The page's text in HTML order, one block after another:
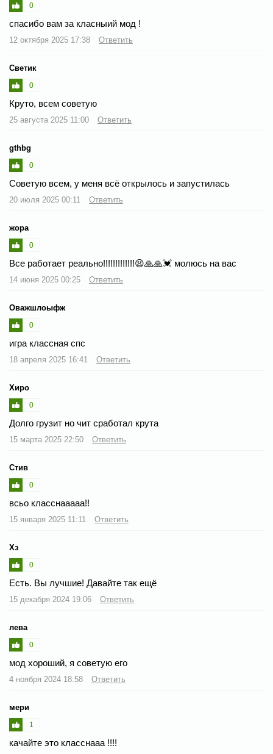
0
спасибо вам за класныий мод !
12 октября 2025 17:38 Ответить
Светик
0
Круто, всем советую
25 августа 2025 11:00 Ответить
gthbg
0
Советую всем, у меня всё открылось и запустилась
20 июля 2025 00:11 Ответить
жора
0
Все работает реально!!!!!!!!!!!!!😫🙏🙏💓 молюсь на вас
14 июня 2025 00:25 Ответить
Оважшлоыфж
0
игра классная спс
18 апреля 2025 16:41 Ответить
Хиро
0
Долго грузит но чит сработал крута
15 марта 2025 22:50 Ответить
Стив
0
всьо класснааааа!!
15 января 2025 11:11 Ответить
Хз
0
Есть. Вы лучшие! Давайте так ещё
15 декабря 2024 19:06 Ответить
лева
0
мод хороший, я советую его
4 ноября 2024 18:58 Ответить
мери
1
качайте это класснааа !!!!